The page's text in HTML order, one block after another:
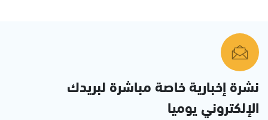
نشرة إخبارية خاصة مباشرة لبريدك
الإلكتروني يوميا